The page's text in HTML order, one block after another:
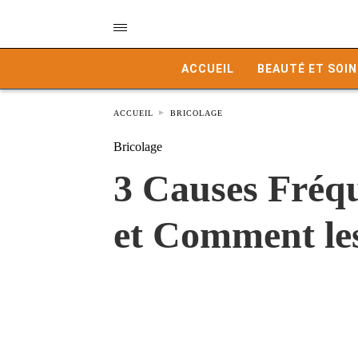
ACCUEIL BEAUTÉ ET SOIN
ACCUEIL BRICOLAGE
Bricolage
3 Causes
et Comment